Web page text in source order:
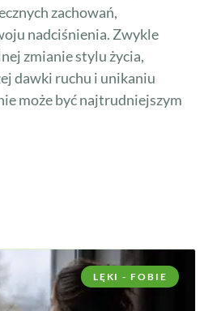
zachowań,
nadciśnienia. Zwykle
zmianie stylu życia,
dawki ruchu i unikaniu
może być najtrudniejszym
LĘKI - FOBIE